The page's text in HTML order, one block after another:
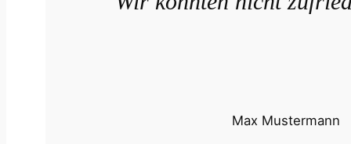
Max Mustermann